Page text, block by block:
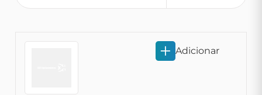
Adicionar